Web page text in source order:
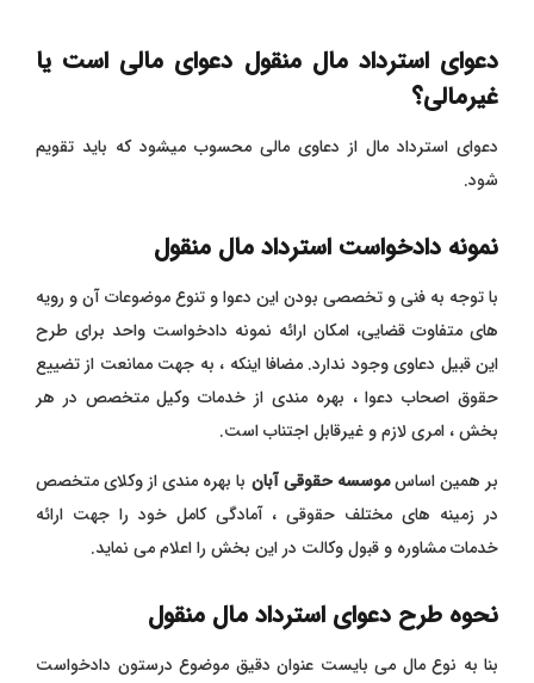
دعوای استرداد مال منقول دعوای مالی است یا
غیرمالی؟
دعوای استرداد مال از دعاوی مالی محسوب میشود که باید تقویم
شود.
نمونه دادخواست استرداد مال منقول
با توجه به فنی و تخصصی بودن این دعوا و تنوع موضوعات آن و رویه
های متفاوت قضایی، امکان ارائه نمونه دادخواست واحد برای طرح
این قبیل دعاوی وجود ندارد. مضافا اینکه ، به جهت ممانعت از تضییع
حقوق اصحاب دعوا ، بهره مندی از خدمات وکیل متخصص در هر
بخش ، امری لازم و غیرقابل اجتناب است.
بر همین اساسموسسه حقوقی آبان با بهره مندی از وکلای متخصص
در زمینه های مختلف حقوقی ، آمادگی کامل خود را جهت ارائه
خدمات مشاوره و قبول وکالت در این بخش را اعلام می نماید.
نحوه طرح دعوای استرداد مال منقول
بنا به نوع مال می بایست عنوان دقیق موضوع درستون دادخواست